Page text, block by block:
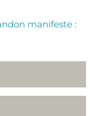
manifeste :